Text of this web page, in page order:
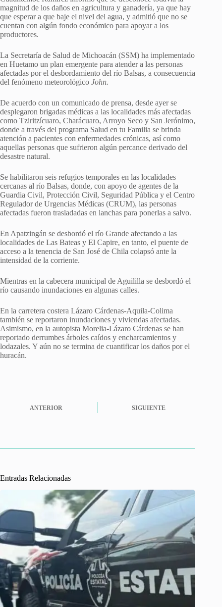
magnitud de los daños en agricultura y ganadería, ya que hay
que esperar a que baje el nivel del agua, y admitió que no se
cuentan con algún fondo económico para apoyar a los
productores.
La Secretaría de Salud de Michoacán (SSM) ha implementado
en Huetamo un plan emergente para atender a las personas
afectadas por el desbordamiento del río Balsas, a consecuencia
del fenómeno meteorológico John.
De acuerdo con un comunicado de prensa, desde ayer se
desplegaron brigadas médicas a las localidades más afectadas
como Tziritzícuaro, Charácuaro, Arroyo Seco y San Jerónimo,
donde a través del programa Salud en tu Familia se brinda
atención a pacientes con enfermedades crónicas, así como
aquellas personas que sufrieron algún percance derivado del
desastre natural.
Se habilitaron seis refugios temporales en las localidades
cercanas al río Balsas, donde, con apoyo de agentes de la
Guardia Civil, Protección Civil, Seguridad Pública y el Centro
Regulador de Urgencias Médicas (CRUM), las personas
afectadas fueron trasladadas en lanchas para ponerlas a salvo.
En Apatzingán se desbordó el río Grande afectando a las
localidades de Las Bateas y El Capire, en tanto, el puente de
acceso a la tenencia de San José de Chila colapsó ante la
intensidad de la corriente.
Mientras en la cabecera municipal de Aguililla se desbordó el
río causando inundaciones en algunas calles.
En la carretera costera Lázaro Cárdenas-Aquila-Colima
también se reportaron inundaciones y viviendas afectadas.
Asimismo, en la autopista Morelia-Lázaro Cárdenas se han
reportado derrumbes árboles caídos y encharcamientos y
lodazales. Y aún no se termina de cuantificar los daños por el
huracán.
ANTERIOR SIGUIENTE
Entradas Relacionadas